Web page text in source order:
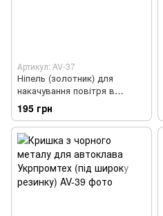
Артикул: AV-37
Ніпель (золотник) для
накачування повітря в
автоклав (внутрішня різьба
1/2 дюйма)
195 грн